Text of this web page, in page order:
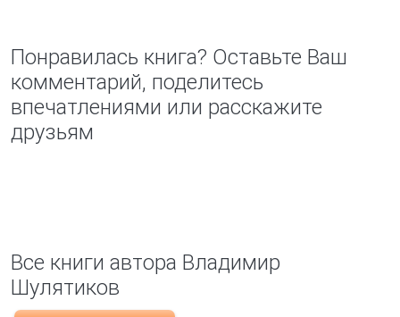
Понравилась книга? Оставьте Ваш
комментарий, поделитесь
впечатлениями или расскажите
друзьям
Все книги автора Владимир
Шулятиков